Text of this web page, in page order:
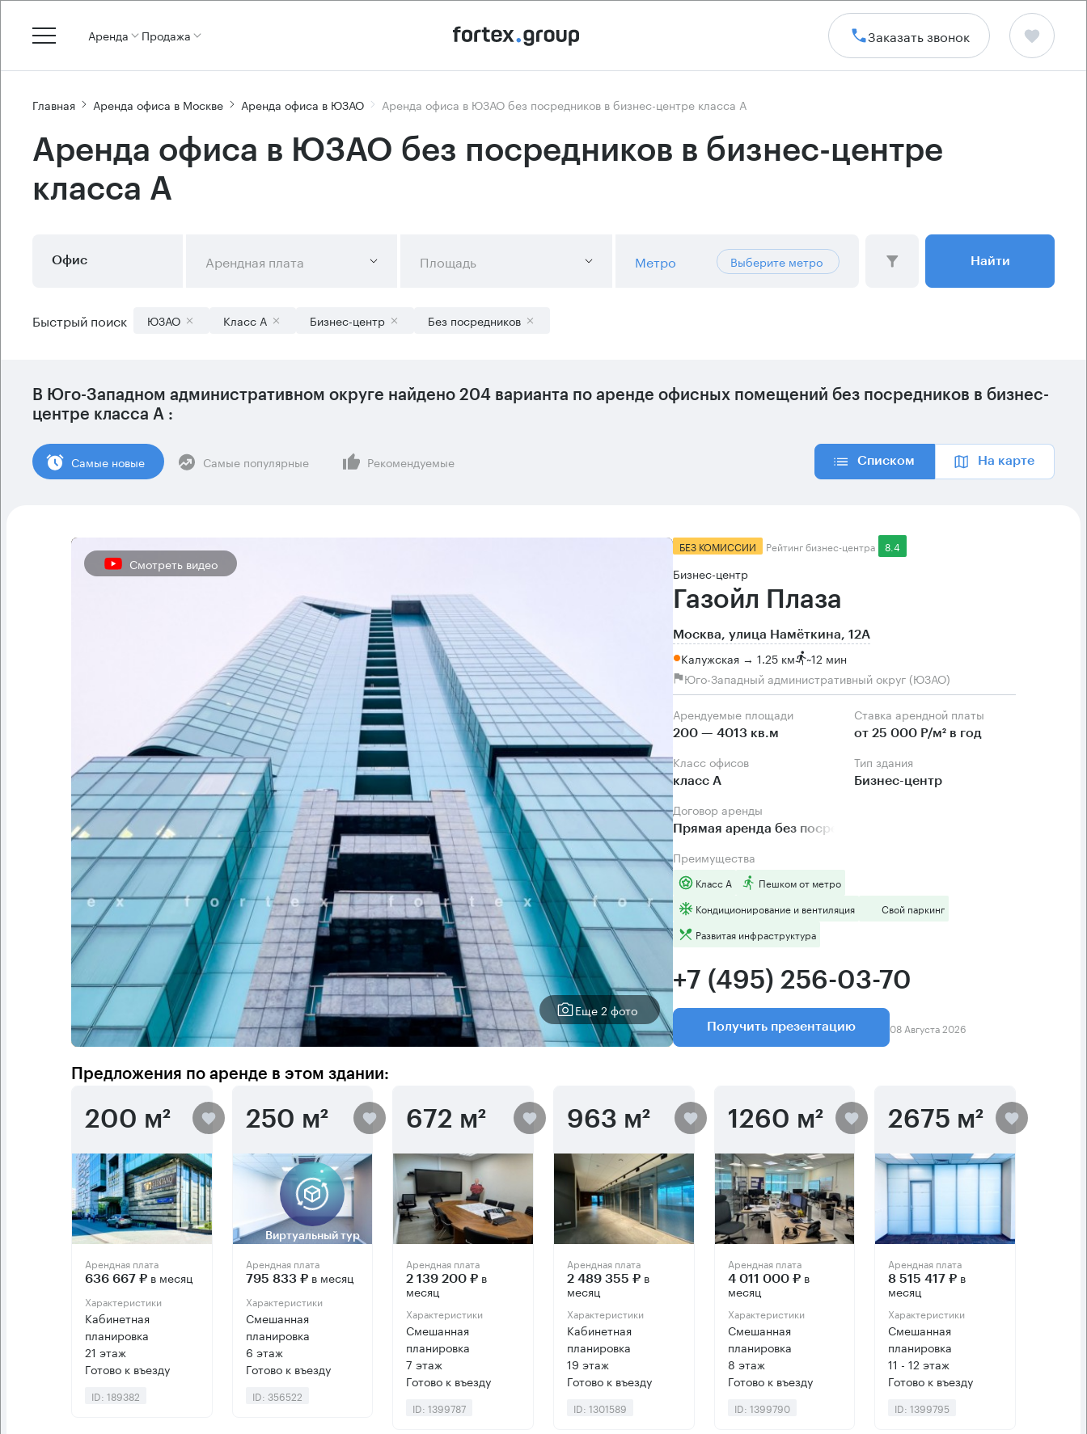
Аренда Продажа Заказать звонок
Главная Аренда офиса в Москве Аренда офиса в ЮЗАО Аренда офиса в ЮЗАО без посредников в бизнес-центре класса А
Аренда офиса в ЮЗАО без посредников в бизнес-центре
класса А
Офис Арендная плата Площадь Метро Выберите метро Найти
Быстрый поиск ЮЗАО Класс А Бизнес-центр Без посредников
В Юго-Западном административном округе найдено 204 варианта по аренде офисных помещений без посредников в бизнес-
центре класса А :
Cамые новые Самые популярные Рекомендуемые Списком На карте
Смотреть видео
Еще 2 фото
БЕЗ КОМИССИИ Рейтинг бизнес-центра 8.4
Бизнес-центр
Газойл Плаза
Москва, улица Намёткина, 12А
Калужская → 1.25 км ~12 мин
Юго-Западный административный округ (ЮЗАО)
Арендуемые площади
200 — 4013 кв.м
Ставка арендной платы
от 25 000 Р/м² в год
Класс офисов
класс А
Тип здания
Бизнес-центр
Договор аренды
Прямая аренда без посредников
Преимущества
Класс А
Пешком от метро
Кондиционирование и вентиляция
Свой паркинг
Развитая инфраструктура
+7 (495) 256-03-70
Получить презентацию 08 Августа 2026
Предложения по аренде в этом здании:
200 м²
Арендная плата
636 667 ₽ в месяц
Характеристики
Кабинетная
планировка
21 этаж
Готово к въезду
ID: 189382
250 м²
Виртуальный тур
Арендная плата
795 833 ₽в месяц
Характеристики
Смешанная
планировка
6 этаж
Готово к въезду
ID: 356522
672 м²
Арендная плата
2 139 200 ₽ в
месяц
Характеристики
Смешанная
планировка
7 этаж
Готово к въезду
ID: 1399787
963 м²
Арендная плата
2 489 355 ₽в
месяц
Характеристики
Кабинетная
планировка
19 этаж
Готово к въезду
ID: 1301589
1260 м²
Арендная плата
4 011 000 ₽в
месяц
Характеристики
Смешанная
планировка
8 этаж
Готово к въезду
ID: 1399790
2675 м²
Арендная плата
8 515 417 ₽ в
месяц
Характеристики
Смешанная
планировка
11 - 12 этаж
Готово к въезду
ID: 1399795